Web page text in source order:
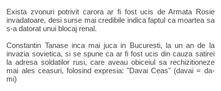
Exista zvonuri potrivit carora ar fi fost ucis de Armata Rosie
invadatoare, desi surse mai credibile indica faptul ca moartea sa
s-a datorat unui blocaj renal.
Constantin Tanase inca mai juca in Bucuresti, la un an de la
invazia sovietica, si se spune ca ar fi fost ucis din cauza satirei
la adresa soldatilor rusi, care aveau obiceiul sa rechizitioneze
mai ales ceasuri, folosind expresia: "Davai Ceas" (davai = da-
mi)